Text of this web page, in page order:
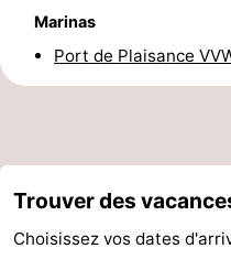
manger
Pratiques
Forum
Stationnement
-
Marinas
Port de Plaisance
Trouver des
Choisissez vos dates